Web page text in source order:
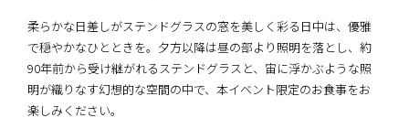
柔らかな日差しがステンドグラスの窓を美しく彩る日中は、優雅
で穏やかなひとときを。夕方以降は昼の部より照明を落とし、約
90年前から受け継がれるステンドグラスと、宙に浮かぶような照
明が織りなす幻想的な空間の中で、本イベント限定のお食事をお
楽しみください。